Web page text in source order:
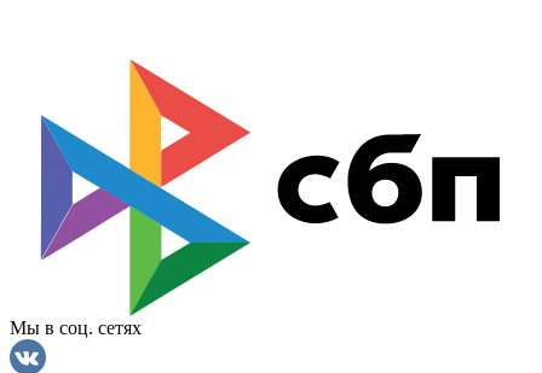
Мы в соц. сетях